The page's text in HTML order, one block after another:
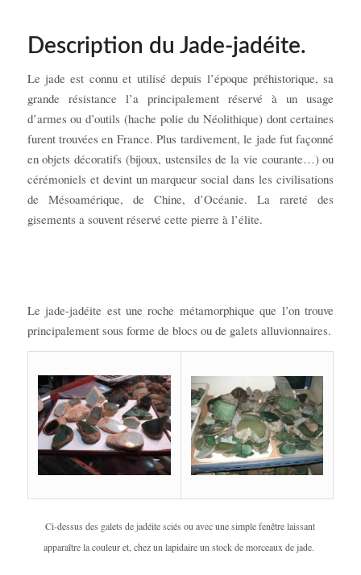
Description du Jade-jadéite.
Le jade est connu et utilisé depuis l’époque préhistorique, sa
grande résistance l’a principalement réservé à un usage
d’armes ou d’outils (hache polie du Néolithique) dont certaines
furent trouvées en France. Plus tardivement, le jade fut façonné
en objets décoratifs (bijoux, ustensiles de la vie courante…) ou
cérémoniels et devint un marqueur social dans les civilisations
de Mésoamérique, de Chine, d’Océanie. La rareté des
gisements a souvent réservé cette pierre à l’élite.
Le jade-jadéite est une roche métamorphique que l’on trouve
principalement sous forme de blocs ou de galets alluvionnaires.
Ci-dessus des galets de jadéite sciés ou avec une simple fenêtre laissant
apparaître la couleur et, chez un lapidaire un stock de morceaux de jade.